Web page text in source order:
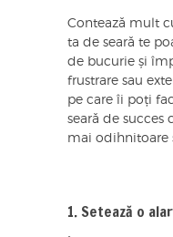
Contează mult
ta de seară te
de bucurie și
frustrare sau
pe care îi poți
seară de succes
mai odihnitoare
1. Setează o